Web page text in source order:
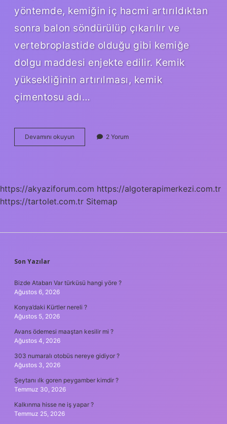
yöntemde, kemiğin iç hacmi artırıldıktan
sonra balon söndürülüp çıkarılır ve
vertebroplastide olduğu gibi kemiğe
dolgu maddesi enjekte edilir. Kemik
yüksekliğinin artırılması, kemik
çimentosu adı…
Devamını okuyun Vertebroplastik
Ameliyatı
2 Yorum
https://akyaziforum.com https://algoterapimerkezi.com.tr
https://tartolet.com.tr Sitemap
SIDEBAR
Son Yazılar
Bizde Atabarı Var türküsü hangi yöre ?
Ağustos 6, 2026
Konya’daki Kürtler nereli ?
Ağustos 5, 2026
Avans ödemesi maaştan kesilir mi ?
Ağustos 4, 2026
303 numaralı otobüs nereye gidiyor ?
Ağustos 3, 2026
Şeytanı ılk goren peygamber kimdir ?
Temmuz 30, 2026
Kalkınma hisse ne iş yapar ?
Temmuz 25, 2026